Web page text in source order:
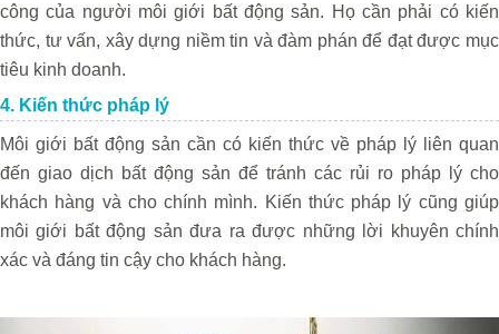
công của người môi giới bất động sản. Họ cần phải có kiến
thức, tư vấn, xây dựng niềm tin và đàm phán để đạt được mục
tiêu kinh doanh.
4. Kiến thức pháp lý
Môi giới bất động sản cần có kiến thức về pháp lý liên quan
đến giao dịch bất động sản để tránh các rủi ro pháp lý cho
khách hàng và cho chính mình. Kiến thức pháp lý cũng giúp
môi giới bất động sản đưa ra được những lời khuyên chính
xác và đáng tin cậy cho khách hàng.